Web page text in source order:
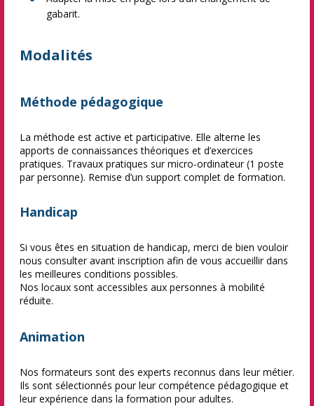
gabarit.
Modalités
Méthode pédagogique
La méthode est active et participative. Elle alterne les
apports de connaissances théoriques et d’exercices
pratiques. Travaux pratiques sur micro-ordinateur (1 poste
par personne). Remise d’un support complet de formation.
Handicap
Si vous êtes en situation de handicap, merci de bien vouloir
nous consulter avant inscription afin de vous accueillir dans
les meilleures conditions possibles.
Nos locaux sont accessibles aux personnes à mobilité
réduite.
Animation
Nos formateurs sont des experts reconnus dans leur métier.
Ils sont sélectionnés pour leur compétence pédagogique et
leur expérience dans la formation pour adultes.